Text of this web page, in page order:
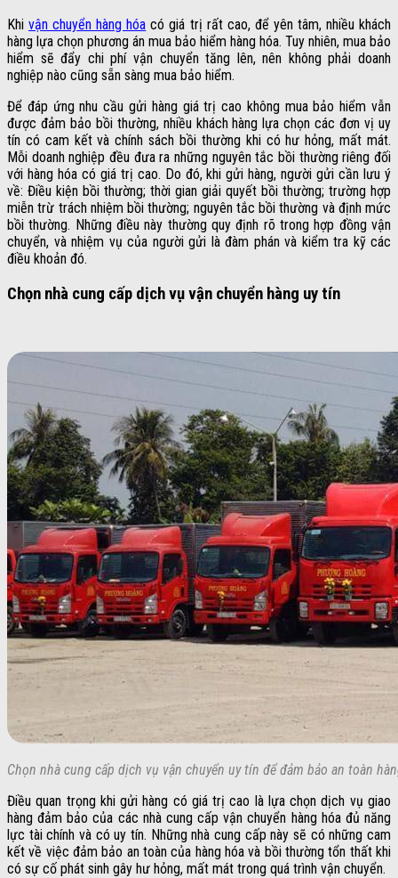
Khivận chuyển hàng hóa có giá trị rất cao, để yên tâm, nhiều khách
hàng lựa chọn phương án mua bảo hiểm hàng hóa. Tuy nhiên, mua bảo
hiểm sẽ đẩy chi phí vận chuyển tăng lên, nên không phải doanh
nghiệp nào cũng sẵn sàng mua bảo hiểm.
Để đáp ứng nhu cầu gửi hàng giá trị cao không mua bảo hiểm vẫn
được đảm bảo bồi thường, nhiều khách hàng lựa chọn các đơn vị uy
tín có cam kết và chính sách bồi thường khi có hư hỏng, mất mát.
Mỗi doanh nghiệp đều đưa ra những nguyên tắc bồi thường riêng đối
với hàng hóa có giá trị cao. Do đó, khi gửi hàng, người gửi cần lưu ý
về: Điều kiện bồi thường; thời gian giải quyết bồi thường; trường hợp
miễn trừ trách nhiệm bồi thường; nguyên tắc bồi thường và định mức
bồi thường. Những điều này thường quy định rõ trong hợp đồng vận
chuyển, và nhiệm vụ của người gửi là đàm phán và kiểm tra kỹ các
điều khoản đó.
Chọn nhà cung cấp dịch vụ vận chuyển hàng uy tín
Chọn nhà cung cấp dịch vụ vận chuyển uy tín để đảm bảo an toàn
Điều quan trọng khi gửi hàng có giá trị cao là lựa chọn dịch vụ giao
hàng đảm bảo của các nhà cung cấp vận chuyển hàng hóa đủ năng
lực tài chính và có uy tín. Những nhà cung cấp này sẽ có những cam
kết về việc đảm bảo an toàn của hàng hóa và bồi thường tổn thất khi
có sự cố phát sinh gây hư hỏng, mất mát trong quá trình vận chuyển.